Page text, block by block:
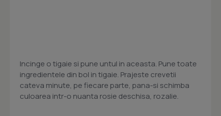
Incinge o tigaie si pune untul in aceasta. Pune toate
ingredientele din bol in tigaie. Prajeste crevetii
cateva minute, pe fiecare parte, pana-si schimba
culoarea intr-o nuanta rosie deschisa, rozalie.